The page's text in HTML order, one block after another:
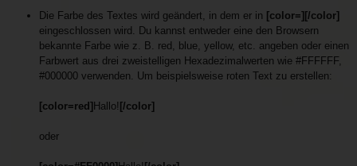
Die Farbe des Textes wird geändert, in dem er in [color=][/color]
eingeschlossen wird. Du kannst entweder eine den Browsern
bekannte Farbe wie z. B. red, blue, yellow, etc. angeben oder einen
Farbwert aus drei zweistelligen Hexadezimalwerten wie #FFFFFF,
#000000 verwenden. Um beispielsweise roten Text zu erstellen:
[color=red] Hallo! [/color]
oder